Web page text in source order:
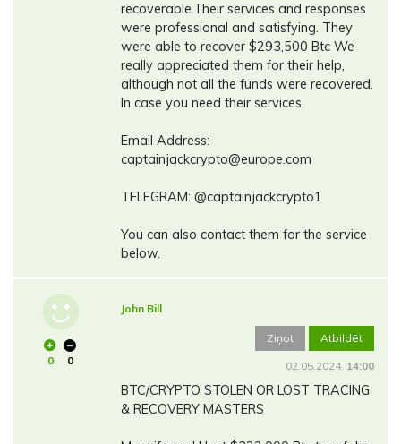
recoverable.Their services and responses
were professional and satisfying. They
were able to recover $293,500 Btc We
really appreciated them for their help,
although not all the funds were recovered.
In case you need their services,
Email Address:
captainjackcrypto@europe.com
TELEGRAM: @captainjackcrypto1
You can also contact them for the service
below.
0 0
John Bill
Ziņot Atbildēt
02.05.2024. 14:00
BTC/CRYPTO STOLEN OR LOST TRACING
& RECOVERY MASTERS